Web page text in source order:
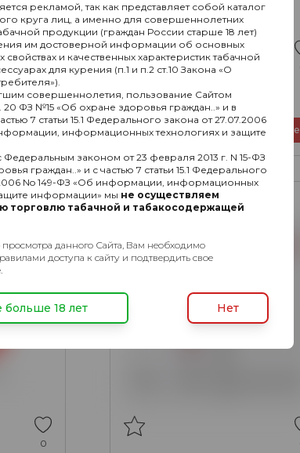
0
Pink 1
Кальян Nanosmoke Mark Red
(красный)
4640₽ Подробнее
0
ХИТ
рекламой, так как представляет собой каталог
круга лиц, а именно для совершеннолетних
продукции (граждан России старше 18 лет)
им достоверной информации об основных
свойствах и качественных характеристик табачной
для курения (п.1 и п.2 ст.10 Закона «О
совершеннолетия, пользование Сайтом
ФЗ №15 «Об охране здоровья граждан..» и в
7 статьи 15.1 Федерального закона от 27.07.2006
информационных технологиях и защите
Федеральным законом от 23 февраля 2013 г. N 15-ФЗ
граждан..» и с частью 7 статьи 15.1 Федерального
No 149-ФЗ «Об информации, информационных
информации» мы не осуществляем
торговлю табачной и табакосодержащей
данного Сайта, Вам необходимо
доступа к сайту и подтвердить свое
больше 18 лет Нет